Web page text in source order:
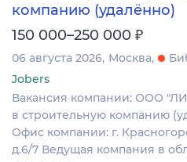
компанию (удалённо)
150 000–250 000 ₽
06 августа 2026 Москва
Jobers
Вакансия компании: ООО
в строительную компанию
Офис компании: г.
д.6/7 Ведущая компания в